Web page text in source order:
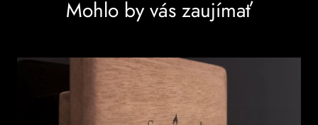
Mohlo by vás zaujímať